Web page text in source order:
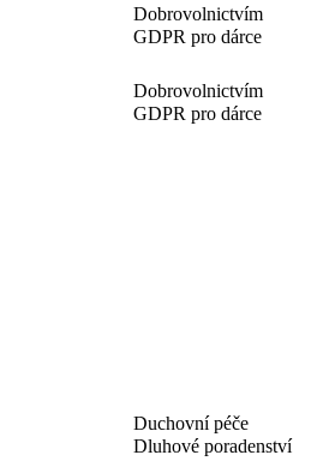
Dobrovolnictvím
GDPR pro dárce
Dobrovolnictvím
GDPR pro dárce
Duchovní péče
Dluhové poradenství